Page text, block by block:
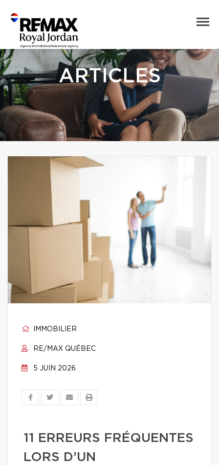
ARTICLES
IMMOBILIER
RE/MAX QUÉBEC
5 JUIN 2026
11 ERREURS FRÉQUENTES
LORS D’UN